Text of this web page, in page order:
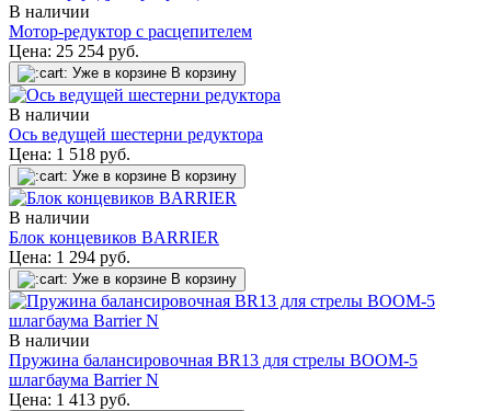
В наличии
Мотор-редуктор с расцепителем
Цена: 25 254 руб.
Уже в корзине В корзину
В наличии
Ось ведущей шестерни редуктора
Цена: 1 518 руб.
Уже в корзине В корзину
В наличии
Блок концевиков BARRIER
Цена: 1 294 руб.
Уже в корзине В корзину
В наличии
Пружина балансировочная BR13 для стрелы BOOM-5
шлагбаума Barrier N
Цена: 1 413 руб.